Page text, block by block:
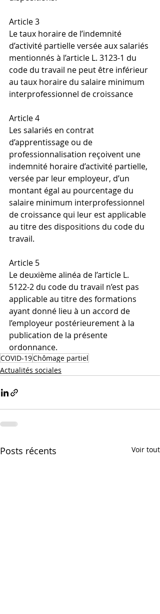
Article 3
Le taux horaire de l’indemnité
d’activité partielle versée aux salariés
mentionnés à l’article L. 3123-1 du
code du travail ne peut être inférieur
au taux horaire du salaire minimum
interprofessionnel de croissance
Article 4
Les salariés en contrat
d’apprentissage ou de
professionnalisation reçoivent une
indemnité horaire d’activité partielle,
versée par leur employeur, d’un
montant égal au pourcentage du
salaire minimum interprofessionnel
de croissance qui leur est applicable
au titre des dispositions du code du
travail.
Article 5
Le deuxième alinéa de l’article L.
5122-2 du code du travail n’est pas
applicable au titre des formations
ayant donné lieu à un accord de
l’employeur postérieurement à la
publication de la présente
ordonnance.
COVID-19Chômage partiel
Actualités sociales
Posts récents Voir tout